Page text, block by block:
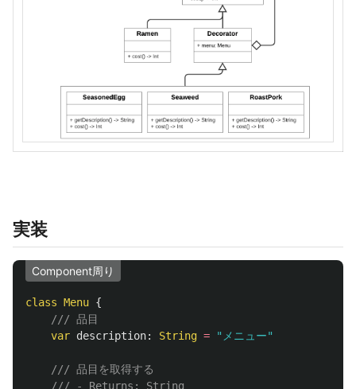
実装
Component周り
class Menu {
/// 品目
var description: String = "メニュー"
/// 品目を取得する
/// - Returns: String